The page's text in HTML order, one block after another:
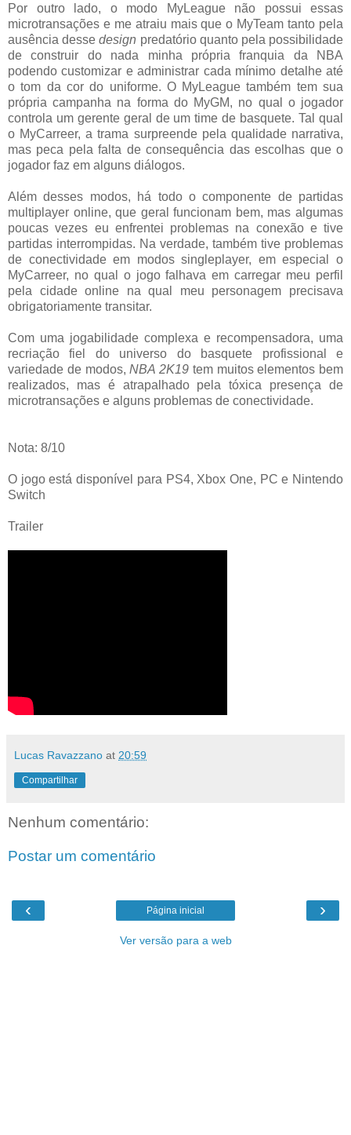
Por outro lado, o modo MyLeague não possui essas
microtransações e me atraiu mais que o MyTeam tanto pela
ausência dessedesign predatório quanto pela possibilidade
de construir do nada minha própria franquia da NBA
podendo customizar e administrar cada mínimo detalhe até
o tom da cor do uniforme. O MyLeague também tem sua
própria campanha na forma do MyGM, no qual o jogador
controla um gerente geral de um time de basquete. Tal qual
o MyCarreer, a trama surpreende pela qualidade narrativa,
mas peca pela falta de consequência das escolhas que o
jogador faz em alguns diálogos.
Além desses modos, há todo o componente de partidas
multiplayer online, que geral funcionam bem, mas algumas
poucas vezes eu enfrentei problemas na conexão e tive
partidas interrompidas. Na verdade, também tive problemas
de conectividade em modos singleplayer, em especial o
MyCarreer, no qual o jogo falhava em carregar meu perfil
pela cidade online na qual meu personagem precisava
obrigatoriamente transitar.
Com uma jogabilidade complexa e recompensadora, uma
recriação fiel do universo do basquete profissional e
variedade de modos,NBA 2K19 tem muitos elementos bem
realizados, mas é atrapalhado pela tóxica presença de
microtransações e alguns problemas de conectividade.
Nota: 8/10
O jogo está disponível para PS4, Xbox One, PC e Nintendo
Switch
Trailer
Lucas Ravazzano at 20:59
Compartilhar
Nenhum comentário:
Postar um comentário
‹ ›
Página inicial
Ver versão para a web